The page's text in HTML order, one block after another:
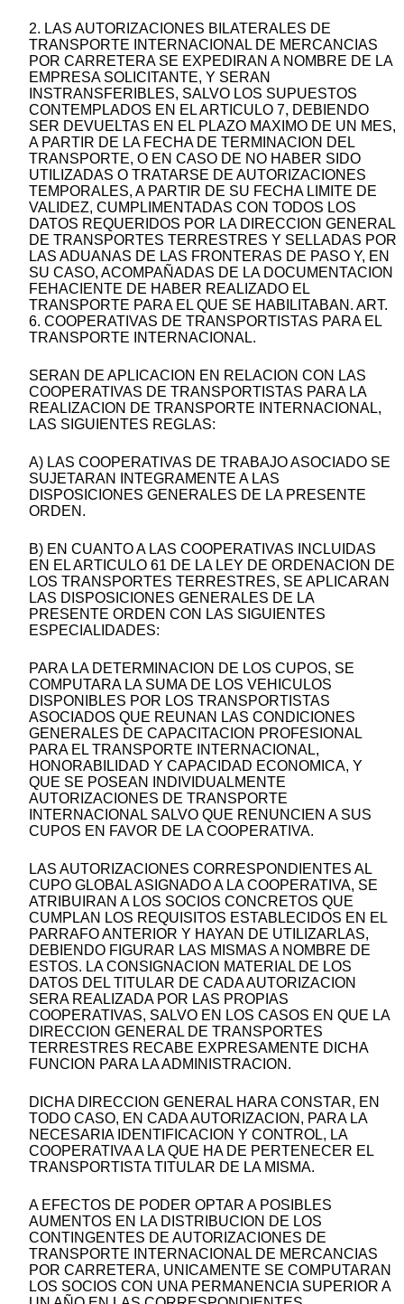
2. LAS AUTORIZACIONES BILATERALES DE
TRANSPORTE INTERNACIONAL DE MERCANCIAS
POR CARRETERA SE EXPEDIRAN A NOMBRE DE LA
EMPRESA SOLICITANTE, Y SERAN
INSTRANSFERIBLES, SALVO LOS SUPUESTOS
CONTEMPLADOS EN EL ARTICULO 7, DEBIENDO
SER DEVUELTAS EN EL PLAZO MAXIMO DE UN MES,
A PARTIR DE LA FECHA DE TERMINACION DEL
TRANSPORTE, O EN CASO DE NO HABER SIDO
UTILIZADAS O TRATARSE DE AUTORIZACIONES
TEMPORALES, A PARTIR DE SU FECHA LIMITE DE
VALIDEZ, CUMPLIMENTADAS CON TODOS LOS
DATOS REQUERIDOS POR LA DIRECCION GENERAL
DE TRANSPORTES TERRESTRES Y SELLADAS POR
LAS ADUANAS DE LAS FRONTERAS DE PASO Y, EN
SU CASO, ACOMPAÑADAS DE LA DOCUMENTACION
FEHACIENTE DE HABER REALIZADO EL
TRANSPORTE PARA EL QUE SE HABILITABAN. ART.
6. COOPERATIVAS DE TRANSPORTISTAS PARA EL
TRANSPORTE INTERNACIONAL.
SERAN DE APLICACION EN RELACION CON LAS
COOPERATIVAS DE TRANSPORTISTAS PARA LA
REALIZACION DE TRANSPORTE INTERNACIONAL,
LAS SIGUIENTES REGLAS:
A) LAS COOPERATIVAS DE TRABAJO ASOCIADO SE
SUJETARAN INTEGRAMENTE A LAS
DISPOSICIONES GENERALES DE LA PRESENTE
ORDEN.
B) EN CUANTO A LAS COOPERATIVAS INCLUIDAS
EN EL ARTICULO 61 DE LA LEY DE ORDENACION DE
LOS TRANSPORTES TERRESTRES, SE APLICARAN
LAS DISPOSICIONES GENERALES DE LA
PRESENTE ORDEN CON LAS SIGUIENTES
ESPECIALIDADES:
PARA LA DETERMINACION DE LOS CUPOS, SE
COMPUTARA LA SUMA DE LOS VEHICULOS
DISPONIBLES POR LOS TRANSPORTISTAS
ASOCIADOS QUE REUNAN LAS CONDICIONES
GENERALES DE CAPACITACION PROFESIONAL
PARA EL TRANSPORTE INTERNACIONAL,
HONORABILIDAD Y CAPACIDAD ECONOMICA, Y
QUE SE POSEAN INDIVIDUALMENTE
AUTORIZACIONES DE TRANSPORTE
INTERNACIONAL SALVO QUE RENUNCIEN A SUS
CUPOS EN FAVOR DE LA COOPERATIVA.
LAS AUTORIZACIONES CORRESPONDIENTES AL
CUPO GLOBAL ASIGNADO A LA COOPERATIVA, SE
ATRIBUIRAN A LOS SOCIOS CONCRETOS QUE
CUMPLAN LOS REQUISITOS ESTABLECIDOS EN EL
PARRAFO ANTERIOR Y HAYAN DE UTILIZARLAS,
DEBIENDO FIGURAR LAS MISMAS A NOMBRE DE
ESTOS. LA CONSIGNACION MATERIAL DE LOS
DATOS DEL TITULAR DE CADA AUTORIZACION
SERA REALIZADA POR LAS PROPIAS
COOPERATIVAS, SALVO EN LOS CASOS EN QUE LA
DIRECCION GENERAL DE TRANSPORTES
TERRESTRES RECABE EXPRESAMENTE DICHA
FUNCION PARA LA ADMINISTRACION.
DICHA DIRECCION GENERAL HARA CONSTAR, EN
TODO CASO, EN CADA AUTORIZACION, PARA LA
NECESARIA IDENTIFICACION Y CONTROL, LA
COOPERATIVA A LA QUE HA DE PERTENECER EL
TRANSPORTISTA TITULAR DE LA MISMA.
A EFECTOS DE PODER OPTAR A POSIBLES
AUMENTOS EN LA DISTRIBUCION DE LOS
CONTINGENTES DE AUTORIZACIONES DE
TRANSPORTE INTERNACIONAL DE MERCANCIAS
POR CARRETERA, UNICAMENTE SE COMPUTARAN
LOS SOCIOS CON UNA PERMANENCIA SUPERIOR A